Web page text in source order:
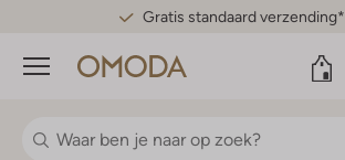
Gratis standaard verzending*
Menu